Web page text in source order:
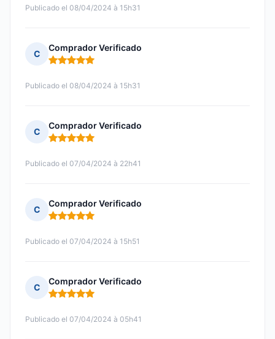
Publicado el 08/04/2024 à 15h31
C
Comprador Verificado
Nota: 5 de 5
Publicado el 08/04/2024 à 15h31
C
Comprador Verificado
Nota: 5 de 5
Publicado el 07/04/2024 à 22h41
C
Comprador Verificado
Nota: 5 de 5
Publicado el 07/04/2024 à 15h51
C
Comprador Verificado
Nota: 5 de 5
Publicado el 07/04/2024 à 05h41